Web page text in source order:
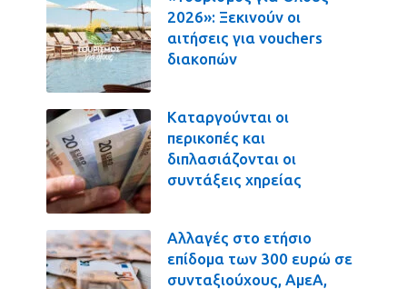
2026»: Ξεκινούν οι
αιτήσεις για vouchers
διακοπών
Καταργούνται οι
περικοπές και
διπλασιάζονται οι
συντάξεις χηρείας
Αλλαγές στο ετήσιο
επίδομα των 300 ευρώ σε
συνταξιούχους, ΑμεΑ,